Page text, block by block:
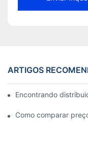
ARTIGOS
Encontrando
Como comparar